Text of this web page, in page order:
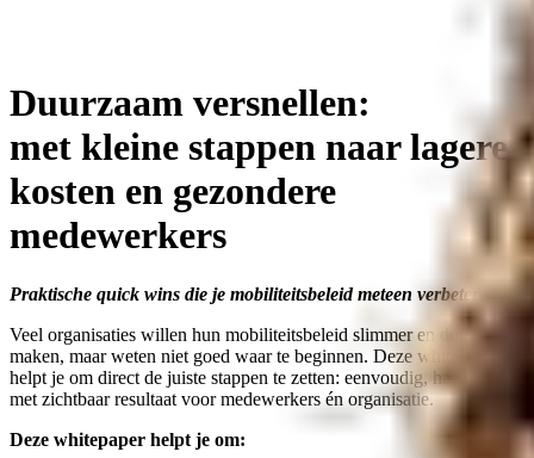
Duurzaam versnellen:
met kleine stappen naar lagere
kosten en gezondere
medewerkers
Praktische quick wins die je mobiliteitsbeleid meteen verbeteren.
Veel organisaties willen hun mobiliteitsbeleid slimmer en duurzamer
maken, maar weten niet goed waar te beginnen. Deze whitepaper
helpt je om direct de juiste stappen te zetten: eenvoudig, haalbaar en
met zichtbaar resultaat voor medewerkers én organisatie.
Deze whitepaper helpt je om: